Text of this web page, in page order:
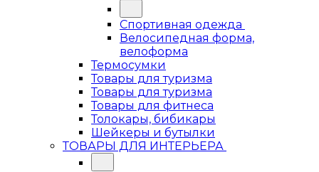
Спортивная одежда
Велосипедная форма,
велоформа
Термосумки
Товары для туризма
Товары для туризма
Товары для фитнеса
Толокары, бибикары
Шейкеры и бутылки
ТОВАРЫ ДЛЯ ИНТЕРЬЕРА